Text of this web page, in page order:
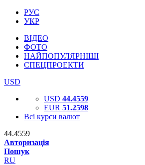
РУС
УКР
ВІДЕО
ФОТО
НАЙПОПУЛЯРНІШІ
СПЕЦПРОЕКТИ
USD
USD 44.4559
EUR 51.2598
Всі курси валют
44.4559
Авторизація
Пошук
RU